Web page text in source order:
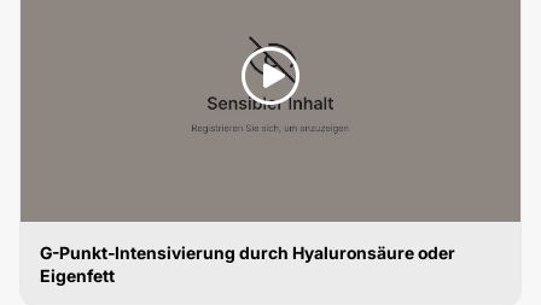
G-Punkt-Intensivierung durch Hyaluronsäure oder
Eigenfett